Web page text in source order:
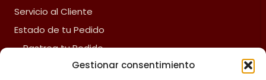
Gestionar consentimiento
Servicio al Cliente
Estado de tu Pedido
Rastrea tu Pedido